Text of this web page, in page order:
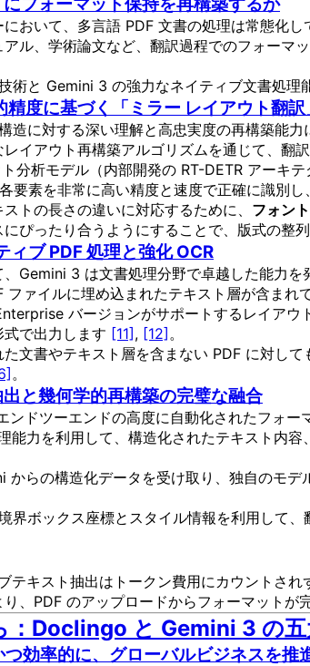
おいて、多言語 PDF 文書の処理は常態化
ル、学術論文など、翻訳過程でのフォー
と Gemini 3 の強力なネイティブ文書処理
度に基づく「ミラー レイアウト翻訳
造に対する深い理解と高忠実度の再構築能力
イアウト再構築アルゴリズムを通じて、翻
分析モデル（内部開発の RT-DETR アーキ
要素を非常に高い精度と速度で正確に識別し
トの長さの違いに対応するために、 フォン
ぴったり合うようにすることで、版式の整
ブ PDF 処理と強化 OCR
Gemini 3 は文書処理分野で卓越した能力を
ファイルに埋め込まれたテキスト層が含ま
バージョンがサポートするレイアウ
で出力します [11] , [12] 。
た文書やテキスト層を含まない PDF に対し
。
と幾何学的再構築の完璧な融合
ドツーエンドの高度に自動化されたフォー
能力を利用して、構造化されたテキスト内
からの構造化データを受け取り、独自のモ
界ボックス座標とスタイル情報を利用して
テキスト抽出はトークン費用にカウントさ
り、PDF のアップロードからフォーマット
：Doclingo と Gemini 3 の五
効率的に、グローバルビジネスを推